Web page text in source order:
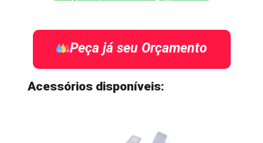
Peça já seu Orçamento
Acessórios disponíveis: